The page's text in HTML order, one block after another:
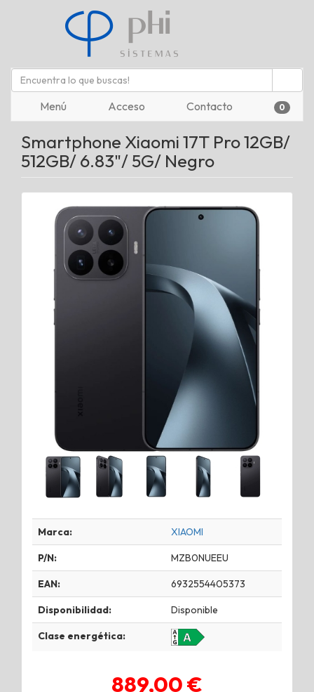
Menú Acceso Contacto 0
Smartphone Xiaomi 17T Pro 12GB/
512GB/ 6.83"/ 5G/ Negro
Marca: XIAOMI
P/N: MZB0NUEEU
EAN: 6932554405373
Disponibilidad: Disponible
Clase energética:
889,00 €